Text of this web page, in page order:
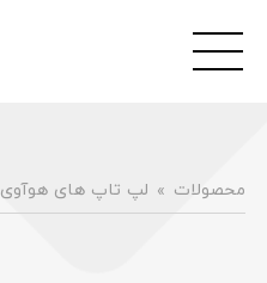
محصولات لپ تاپ های هوآوی